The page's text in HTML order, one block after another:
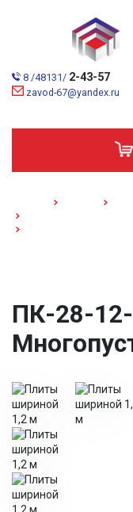
8 /48131/ 2-43-57
zavod-67@yandex.ru
ПК-28-